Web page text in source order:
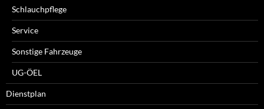
Schlauchpflege
Service
Sonstige Fahrzeuge
UG-ÖEL
Dienstplan